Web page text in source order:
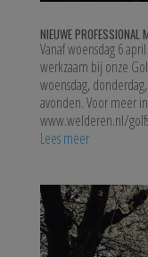
NIEUWE PROFESSIONAL
Vanaf woensdag 6
werkzaam bij onze
woensdag,
avonden. Voor meer
www.welderen.nl/
Lees meer